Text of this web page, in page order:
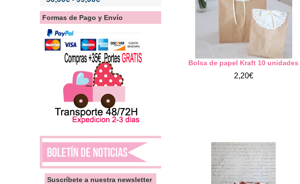
Formas de Pago y Envío
Suscríbete a nuestra newsletter
Bolsa de papel Kraft 10 unidades
2,20€